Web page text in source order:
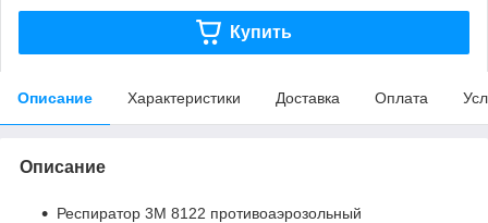
Купить
Описание Характеристики Доставка Оплата
Описание
Респиратор 3М 8122 противоаэрозольный